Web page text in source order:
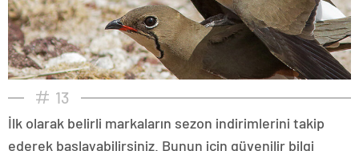
13
İlk olarak belirli markaların sezon indirimlerini takip
ederek başlayabilirsiniz. Bunun için güvenilir bilgi